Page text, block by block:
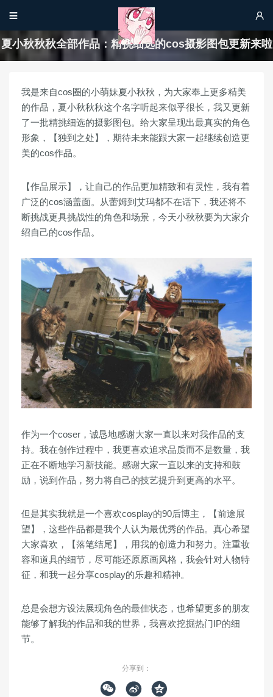
 
夏小秋秋秋全部作品：精挑细选的cos摄影图包更新来啦
我是来自cos圈的小萌妹夏小秋秋，为大家奉上更多精美
的作品，夏小秋秋秋这个名字听起来似乎很长，我又更新
了一批精挑细选的摄影图包。给大家呈现出最真实的角色
形象，【独到之处】，期待未来能跟大家一起继续创造更
美的cos作品。
【作品展示】，让自己的作品更加精致和有灵性，我有着
广泛的cos涵盖面。从蕾姆到艾玛都不在话下，我还将不
断挑战更具挑战性的角色和场景，今天小秋秋要为大家介
绍自己的cos作品。
作为一个coser，诚恳地感谢大家一直以来对我作品的支
持。我在创作过程中，我更喜欢追求品质而不是数量，我
正在不断地学习新技能。感谢大家一直以来的支持和鼓
励，说到作品，努力将自己的技艺提升到更高的水平。
但是其实我就是一个喜欢cosplay的90后博主，【前途展
望】，这些作品都是我个人认为最优秀的作品。真心希望
大家喜欢，【落笔结尾】，用我的创造力和努力。注重妆
容和道具的细节，尽可能还原原画风格，我会针对人物特
征，和我一起分享cosplay的乐趣和精神。
总是会想方设法展现角色的最佳状态，也希望更多的朋友
能够了解我的作品和我的世界，我喜欢挖掘热门IP的细
节。
分享到：
  